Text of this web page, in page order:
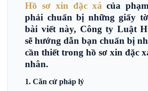
Hồ sơ xin đặc xá của
phải chuẩn bị những giấy
bài viết này, Công ty Luật
sẽ hướng dẫn bạn chuẩn bị
cần thiết trong hồ sơ xin đặc
nhân.
1. Căn cứ pháp lý